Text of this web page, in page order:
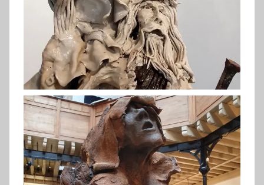
Kéramsi (2019)